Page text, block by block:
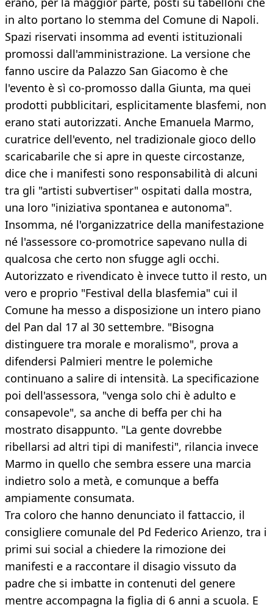
in alto portano lo stemma del Comune di Napoli.
Spazi riservati insomma ad eventi istituzionali
promossi dall'amministrazione. La versione che
fanno uscire da Palazzo San Giacomo è che
l'evento è sì co-promosso dalla Giunta, ma quei
prodotti pubblicitari, esplicitamente blasfemi, non
erano stati autorizzati. Anche Emanuela Marmo,
curatrice dell'evento, nel tradizionale gioco dello
scaricabarile che si apre in queste circostanze,
dice che i manifesti sono responsabilità di alcuni
tra gli "artisti subvertiser" ospitati dalla mostra,
una loro "iniziativa spontanea e autonoma".
Insomma, né l'organizzatrice della manifestazione
né l'assessore co-promotrice sapevano nulla di
qualcosa che certo non sfugge agli occhi.
Autorizzato e rivendicato è invece tutto il resto, un
vero e proprio "Festival della blasfemia" cui il
Comune ha messo a disposizione un intero piano
del Pan dal 17 al 30 settembre. "Bisogna
distinguere tra morale e moralismo", prova a
difendersi Palmieri mentre le polemiche
continuano a salire di intensità. La specificazione
poi dell'assessora, "venga solo chi è adulto e
consapevole", sa anche di beffa per chi ha
mostrato disappunto. "La gente dovrebbe
ribellarsi ad altri tipi di manifesti", rilancia invece
Marmo in quello che sembra essere una marcia
indietro solo a metà, e comunque a beffa
ampiamente consumata.
Tra coloro che hanno denunciato il fattaccio, il
consigliere comunale del Pd Federico Arienzo, tra i
primi sui social a chiedere la rimozione dei
manifesti e a raccontare il disagio vissuto da
padre che si imbatte in contenuti del genere
mentre accompagna la figlia di 6 anni a scuola. E